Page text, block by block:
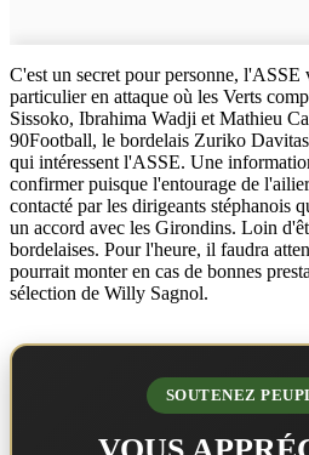
C'est un secret pour personne, l'ASSE
particulier en attaque où les Verts
Sissoko, Ibrahima Wadji et Mathieu
90Football, le bordelais Zuriko
qui intéressent l'ASSE. Une
confirmer puisque l'entourage de
contacté par les dirigeants stéphanois
un accord avec les Girondins. Loin
bordelaises. Pour l'heure, il faudra
pourrait monter en cas de bonnes
sélection de Willy Sagnol.
SOUTENEZ